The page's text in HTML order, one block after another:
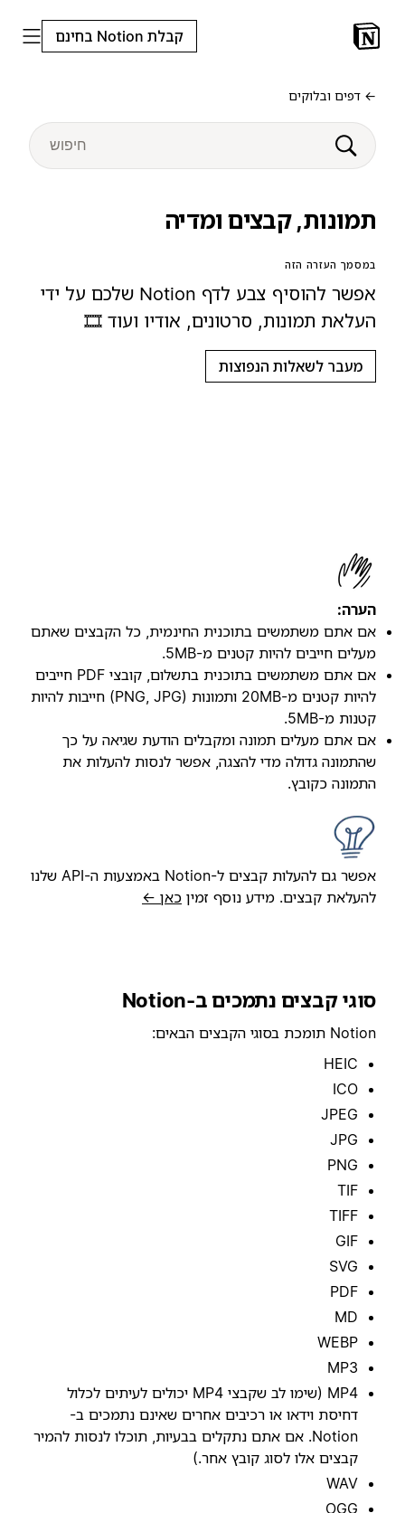
קבלת Notion בחינם
← דפים ובלוקים
תמונות, קבצים ומדיה
במסמך העזרה הזה
אפשר להוסיף צבע לדף Notion שלכם על ידי
העלאת תמונות, סרטונים, אודיו ועוד 🎞️
מעבר לשאלות הנפוצות
הערה:
אם אתם משתמשים בתוכנית החינמית, כל הקבצים שאתם
מעלים חייבים להיות קטנים מ-5MB.
אם אתם משתמשים בתוכנית בתשלום, קובצי PDF חייבים
להיות קטנים מ-20MB ותמונות (PNG, JPG) חייבות להיות
קטנות מ-5MB.
אם אתם מעלים תמונה ומקבלים הודעת שגיאה על כך
שהתמונה גדולה מדי להצגה, אפשר לנסות להעלות את
התמונה כקובץ.
אפשר גם להעלות קבצים ל-Notion באמצעות ה-API שלנו
להעלאת קבצים. מידע נוסף זמין כאן ←
סוגי קבצים נתמכים ב-Notion
Notion תומכת בסוגי הקבצים הבאים:
HEIC
ICO
JPEG
JPG
PNG
TIF
TIFF
GIF
SVG
PDF
MD
WEBP
MP3
MP4 (שימו לב שקבצי MP4 יכולים לעיתים לכלול
דחיסת וידאו או רכיבים אחרים שאינם נתמכים ב-
Notion. אם אתם נתקלים בבעיות, תוכלו לנסות להמיר
קבצים אלו לסוג קובץ אחר.)
WAV
OGG